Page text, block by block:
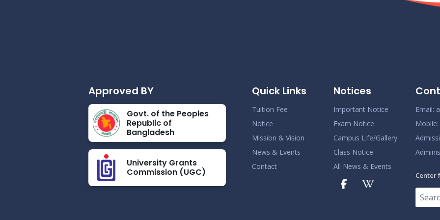
Approved BY
Govt. of the Peoples
Republic of
Bangladesh
University Grants
Commission (UGC)
Quick Links
Tuition Fee
Notice
Mission & Vision
News & Events
Contact
Notices
Important Notice
Exam Notice
Campus Life/Gallery
Class Notice
All News & Events
Email:
Mobile:
Center